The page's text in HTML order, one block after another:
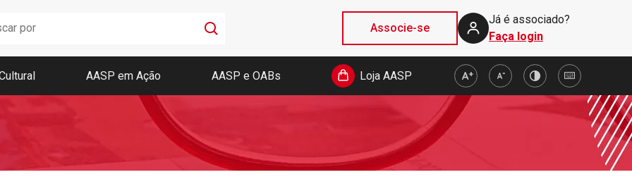
Associe-se
Já é associado?
Faça login
Boletim AASP
Coleção de Códigos de Bolso
Revista da AASP
AASP em Ação AASP e OABs Loja AASP